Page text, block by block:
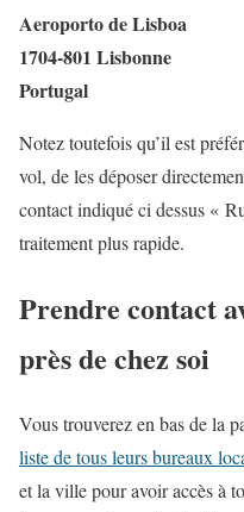
Aeroporto de Lisboa
1704-801 Lisbonne
Portugal
Notez toutefois qu’il est
vol, de les déposer
contact indiqué ci dessus «
traitement plus rapide.
Prendre contact
près de chez soi
Vous trouverez en bas de la
liste de tous leurs bureaux
et la ville pour avoir accès à